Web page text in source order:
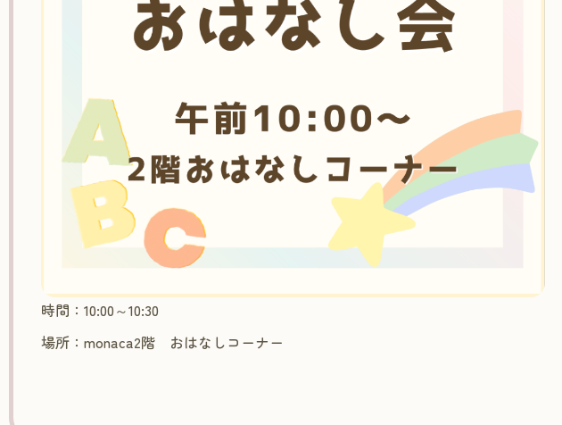
時間：10:00～10:30
場所：monaca2階 おはなしコーナー